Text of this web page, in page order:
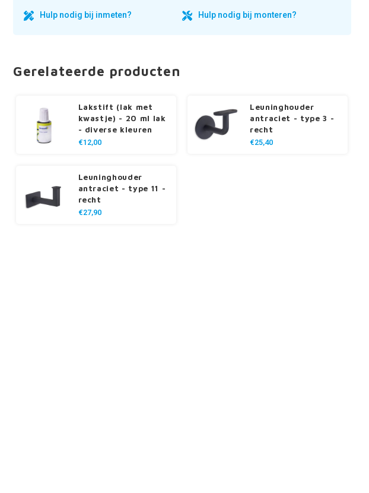
Hulp nodig bij inmeten? Hulp nodig bij monteren?
Gerelateerde producten
Lakstift (lak met
kwastje) - 20 ml lak
- diverse kleuren
€12,00
Leuninghouder
antraciet - type 3 -
recht
€25,40
Leuninghouder
antraciet - type 11 -
recht
€27,90